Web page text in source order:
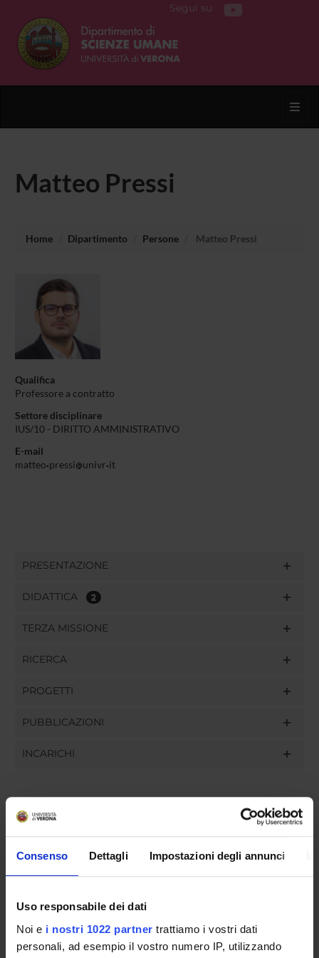
Consenso Dettagli Impostazioni degli annunci
Uso responsabile dei dati
Noi e i nostri 1022 partner trattiamo i vostri dati
personali, ad esempio il vostro numero IP, utilizzando
Segui su
Matteo Pressi
Home Dipartimento Persone Matteo Pressi
Qualifica
Professore a contratto
Settore disciplinare
IUS/10 - DIRITTO AMMINISTRATIVO
E-mail
matteo pressi univr it
PRESENTAZIONE
DIDATTICA 2
TERZA MISSIONE
RICERCA
PROGETTI
PUBBLICAZIONI
INCARICHI
GOVERNANCE
UFFICI E STRUTTURE DI SERVIZIO